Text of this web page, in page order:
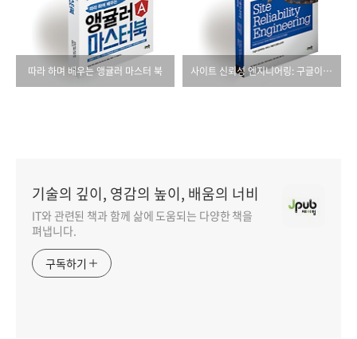
따라 하며 배우는 앵귤러 마스터 북 사이트 신뢰성 엔지니어링: 구글이 공개하는 서비스 개발과 운영 노하우
기술의 깊이, 영감의 높이, 배움의 너비
IT와 관련된 책과 함께 삶에 도움되는 다양한 책을
펴냅니다.
구독하기